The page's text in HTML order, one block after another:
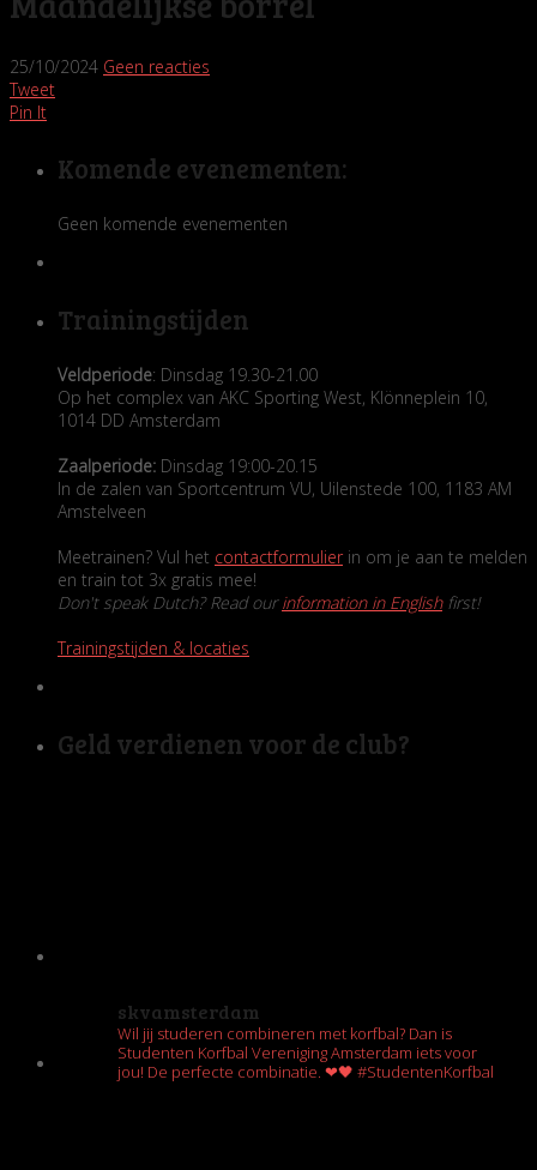
25/10/2024 Geen reacties
Tweet
Pin It
Komende evenementen:
Geen komende evenementen
Trainingstijden
Veldperiode: Dinsdag 19.30-21.00
Op het complex van AKC Sporting West, Klönneplein 10,
1014 DD Amsterdam
Zaalperiode: Dinsdag 19:00-20.15
In de zalen van Sportcentrum VU, Uilenstede 100, 1183 AM
Amstelveen
Meetrainen? Vul het contactformulierin om je aan te melden
en train tot 3x gratis mee!
Don't speak Dutch? Read ourinformation in Englishfirst!
Trainingstijden & locaties
Geld verdienen voor de club?
skvamsterdam
Wil jij studeren combineren met korfbal? Dan is
Studenten Korfbal Vereniging Amsterdam iets voor
jou! De perfecte combinatie. ❤🖤 #StudentenKorfbal